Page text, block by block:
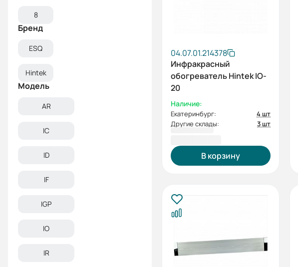
8
Бренд
ESQ
Hintek
Модель
AR
IC
ID
IF
IGP
IO
IR
04.07.01.214378
Инфракрасный
обогреватель Hintek IO-
20
Наличие:
Екатеринбург:
4 шт
Другие склады:
3 шт
В корзину